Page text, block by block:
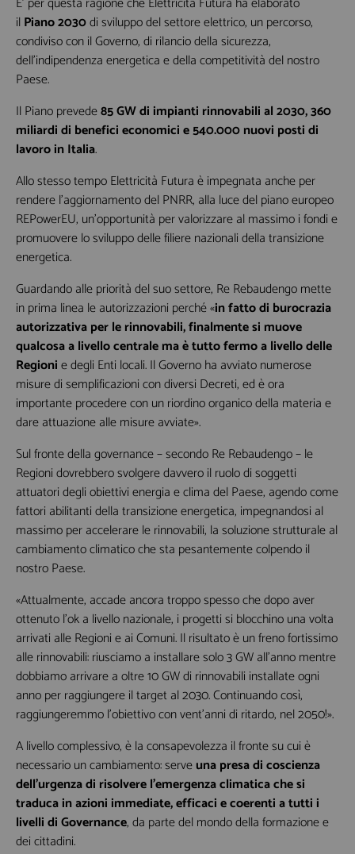
ilPiano 2030di sviluppo del settore elettrico, un percorso,
condiviso con il Governo, di rilancio della sicurezza,
dell’indipendenza energetica e della competitività del nostro
Paese.
Il Piano prevede85 GW di impianti rinnovabili al 2030, 360
miliardi di benefici economici e 540.000 nuovi posti di
lavoro in Italia.
Allo stesso tempo Elettricità Futura è impegnata anche per
rendere l’aggiornamento del PNRR, alla luce del piano europeo
REPowerEU, un’opportunità per valorizzare al massimo i fondi e
promuovere lo sviluppo delle filiere nazionali della transizione
energetica.
Guardando alle priorità del suo settore, Re Rebaudengo mette
in prima linea le autorizzazioni perché «in fatto di burocrazia
autorizzativa per le rinnovabili, finalmente si muove
qualcosa a livello centrale ma è tutto fermo a livello delle
Regionie degli Enti locali. Il Governo ha avviato numerose
misure di semplificazioni con diversi Decreti, ed è ora
importante procedere con un riordino organico della materia e
dare attuazione alle misure avviate».
Sul fronte della governance – secondo Re Rebaudengo – le
Regioni dovrebbero svolgere davvero il ruolo di soggetti
attuatori degli obiettivi energia e clima del Paese, agendo come
fattori abilitanti della transizione energetica, impegnandosi al
massimo per accelerare le rinnovabili, la soluzione strutturale al
cambiamento climatico che sta pesantemente colpendo il
nostro Paese.
«Attualmente, accade ancora troppo spesso che dopo aver
ottenuto l’ok a livello nazionale, i progetti si blocchino una volta
arrivati alle Regioni e ai Comuni. Il risultato è un freno fortissimo
alle rinnovabili: riusciamo a installare solo 3 GW all’anno mentre
dobbiamo arrivare a oltre 10 GW di rinnovabili installate ogni
anno per raggiungere il target al 2030. Continuando così,
raggiungeremmo l’obiettivo con vent’anni di ritardo, nel 2050!».
A livello complessivo, è la consapevolezza il fronte su cui è
necessario un cambiamento: serveuna presa di coscienza
dell’urgenza di risolvere l’emergenza climatica che si
traduca in azioni immediate, efficaci e coerenti a tutti i
livelli di Governance, da parte del mondo della formazione e
dei cittadini.
Lasciaci la tua Email per ricevere contenuti
esclusivi o in anteprima
I seguenti campi non sono obbligatori,
ma queste informazioni mi sarebbero
utili per la creazione di contenuti
personalizzati
Non inviamo spam! Leggi la nostra Informativa sulla
privacyper avere maggiori informazioni.